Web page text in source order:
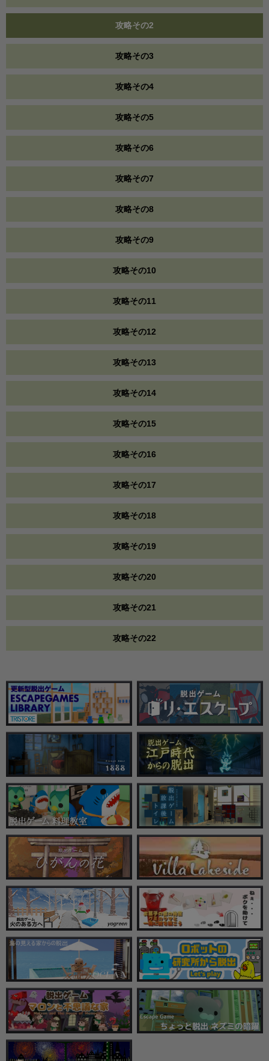
攻略その2
攻略その3
攻略その4
攻略その5
攻略その6
攻略その7
攻略その8
攻略その9
攻略その10
攻略その11
攻略その12
攻略その13
攻略その14
攻略その15
攻略その16
攻略その17
攻略その18
攻略その19
攻略その20
攻略その21
攻略その22